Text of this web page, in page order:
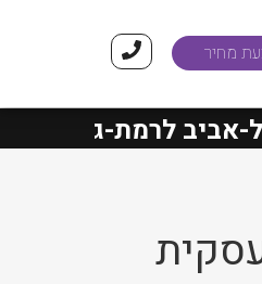
מחיר
לרמת-גן הסתיימו